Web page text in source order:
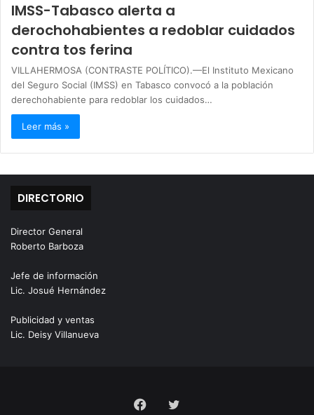
IMSS-Tabasco alerta a
derochohabientes a redoblar cuidados
contra tos ferina
VILLAHERMOSA (CONTRASTE POLÍTICO).—El Instituto Mexicano
del Seguro Social (IMSS) en Tabasco convocó a la población
derechohabiente para redoblar los cuidados…
Leer más »
DIRECTORIO
Director General
Roberto Barboza
Jefe de información
Lic. Josué Hernández
Publicidad y ventas
Lic. Deisy Villanueva
FacebookTwitter